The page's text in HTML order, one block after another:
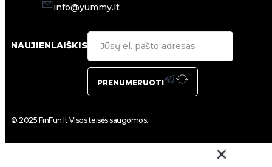
info@yummy.lt
NAUJIENLAIŠKIS
PRENUMERUOTI
© 2025 FinFun.lt Visos teisės saugomos.